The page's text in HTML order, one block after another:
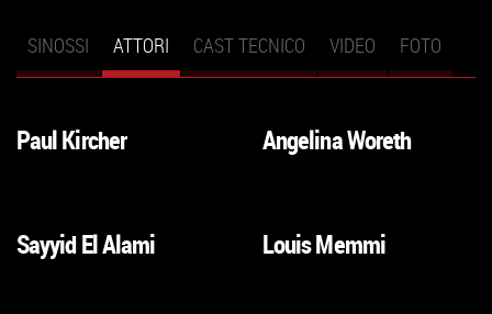
Schede primarie
SINOSSI ATTORI (SCHEDA
ATTIVA)
CAST TECNICO VIDEO FOTO
VAI
Paul Kircher
VAI
Angelina Woreth
VAI
Sayyid El Alami
VAI
Louis Memmi